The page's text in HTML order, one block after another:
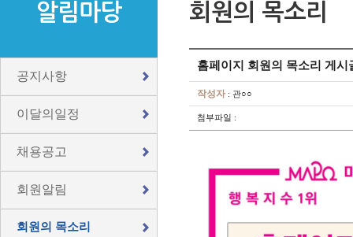
알림마당
공지사항
이달의일정
채용공고
회원알림
회원의 목소리
회원의 목소리
홈페이지 회원의 목소리 게시
작성자 : 관○○
첨부파일 :